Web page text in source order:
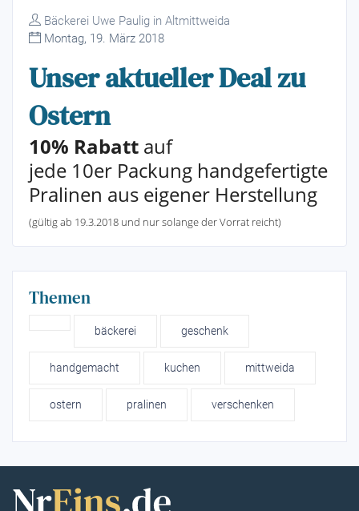
Bäckerei Uwe Paulig in Altmittweida
Montag, 19. März 2018
Unser aktueller Deal zu
Ostern
10% Rabatt auf
jede 10er Packung handgefertigte
Pralinen aus eigener Herstellung
(gültig ab 19.3.2018 und nur solange der Vorrat reicht)
Themen
bäckerei geschenk
handgemacht kuchen mittweida
ostern pralinen verschenken